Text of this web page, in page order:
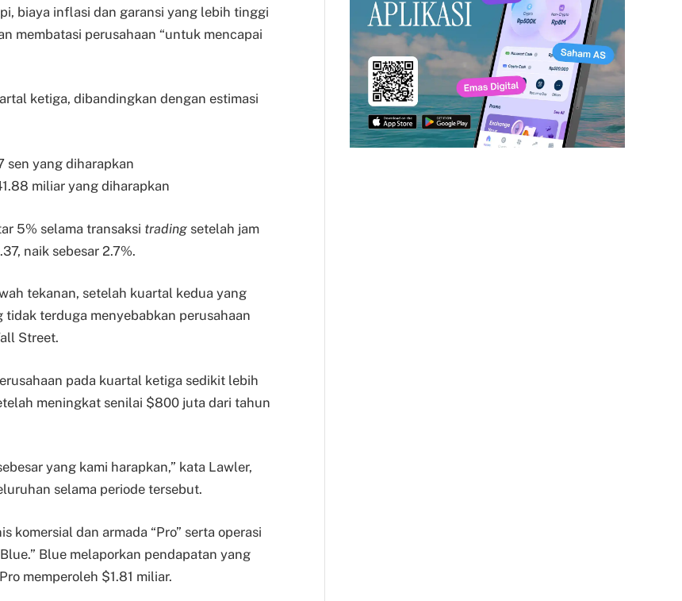
biaya inflasi dan garansi yang lebih tinggi
membatasi perusahaan “untuk mencapai
ketiga, dibandingkan dengan estimasi
sen yang diharapkan
miliar yang diharapkan
5% selama transaksi trading setelah jam
naik sebesar 2.7%.
tekanan, setelah kuartal kedua yang
terduga menyebabkan perusahaan
Street.
pada kuartal ketiga sedikit lebih
meningkat senilai $800 juta dari tahun
yang kami harapkan,” kata Lawler,
selama periode tersebut.
komersial dan armada “Pro” serta operasi
Blue melaporkan pendapatan yang
memperoleh $1.81 miliar.